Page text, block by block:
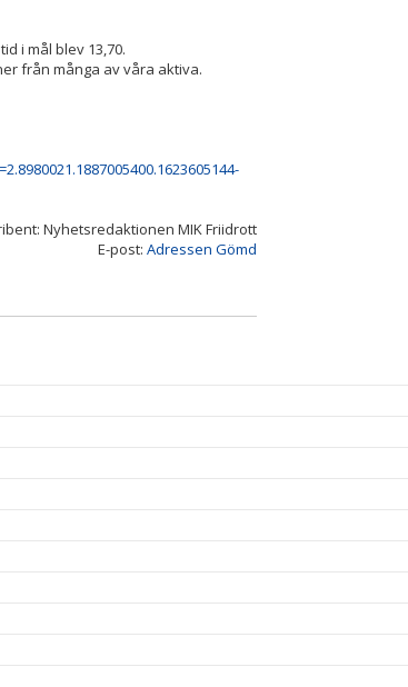
i mål blev 13,70.
från många av våra aktiva.
Nyhetsredaktionen MIK Friidrott
E-post: Adressen Gömd